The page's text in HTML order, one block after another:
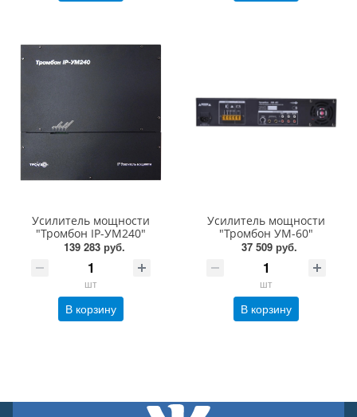
Усилитель мощности
"Тромбон IP-УМ240"
139 283 руб.
шт
В корзину
Усилитель мощности
"Тромбон УМ-60"
37 509 руб.
шт
В корзину